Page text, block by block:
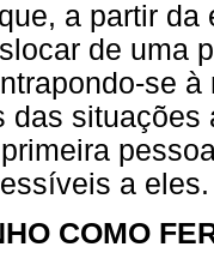
a partir
de uma
se
das situações
a eles.
COMO